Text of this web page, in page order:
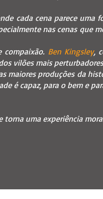
cada cena parece uma
nas cenas que
Ben Kingsley,
vilões mais
maiores produções da
é capaz, para o bem e
torna uma experiência